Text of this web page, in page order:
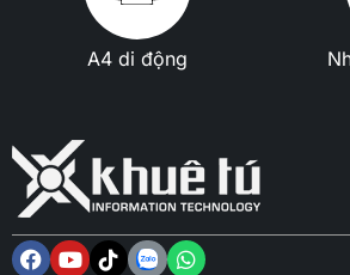
A4 di động